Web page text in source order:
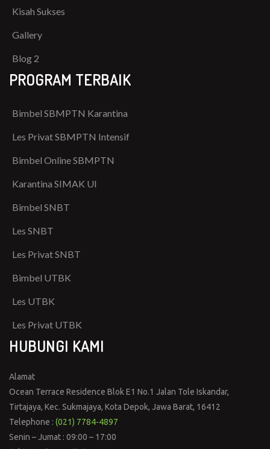
Kisah Sukses
Gallery
Blog 2
PROGRAM TERBAIK
Bimbel SBMPTN Karantina
Les Privat SBMPTN Intensif
Bimbel Online SBMPTN
Karantina SIMAK UI
Bimbel SNBT
Les SNBT
Les Privat SNBT
Bimbel UTBK
Les UTBK
Les Privat UTBK
HUBUNGI KAMI
Alamat
Ocean Terrace Residence Blok E1 No.1 Jalan Tole Iskandar,
Tirtajaya, Kec. Sukmajaya, Kota Depok, Jawa Barat, 16412
Telephone : (021) 7784-4897
Senin – Jumat : 09:00 – 17:00